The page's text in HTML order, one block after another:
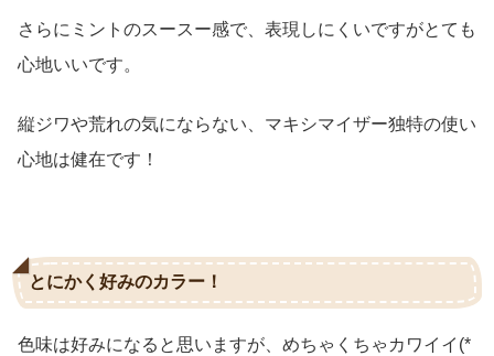
さらにミントのスースー感で、表現しにくいですがとても
心地いいです。
縦ジワや荒れの気にならない、マキシマイザー独特の使い
心地は健在です！
とにかく好みのカラー！
色味は好みになると思いますが、めちゃくちゃカワイイ(*